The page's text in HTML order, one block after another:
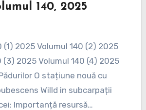
140, 2025
(3) 2025 Volumul 140 (4) 2025
O stațiune nouă cu
Willd in subcarpații
Importanță resursă…